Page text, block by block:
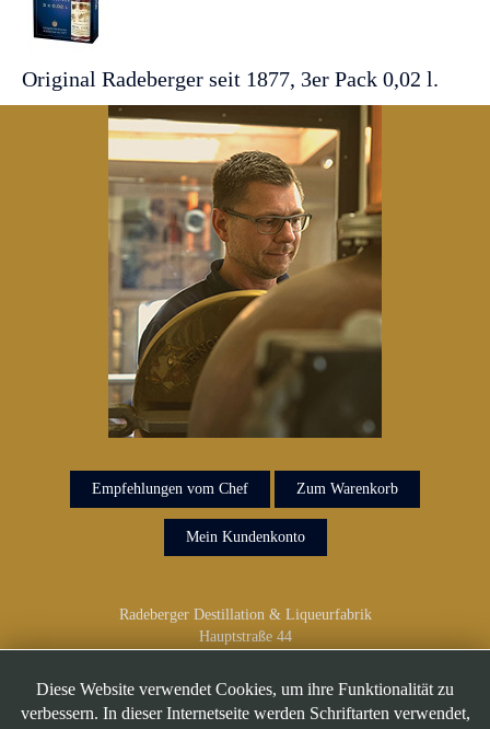
Original Radeberger seit 1877, 3er Pack 0,02 l.
Empfehlungen vom Chef Zum Warenkorb
Mein Kundenkonto
Radeberger Destillation & Liqueurfabrik
Hauptstraße 44
Telefon: 03528/418 918
Diese Website verwendet Cookies, um ihre Funktionalität zu
verbessern. In dieser Internetseite werden Schriftarten verwendet,